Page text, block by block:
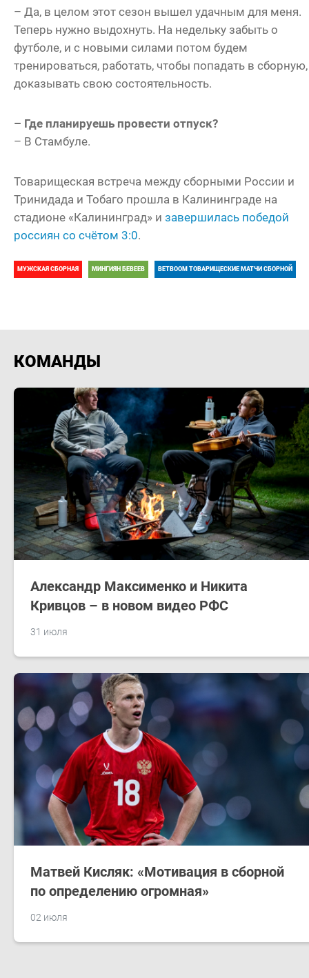
– Да, в целом этот сезон вышел удачным для меня.
Теперь нужно выдохнуть. На недельку забыть о
футболе, и с новыми силами потом будем
тренироваться, работать, чтобы попадать в
доказывать свою состоятельность.
– Где планируешь провести отпуск?
– В Стамбуле.
Товарищеская встреча между сборными России и
Тринидада и Тобаго прошла в Калининграде на
стадионе «Калининград» и завершилась победой
россиян со счётом 3:0.
МУЖСКАЯ СБОРНАЯ МИНГИЯН БЕВЕЕВ BETBOOM ТОВАРИЩЕСКИЕ МАТЧИ СБОРНОЙ
КОМАНДЫ
31 июля
Александр Максименко и Никита
Кривцов – в новом видео РФС
02 июля
Матвей Кисляк: «Мотивация в сборной
по определению огромная»